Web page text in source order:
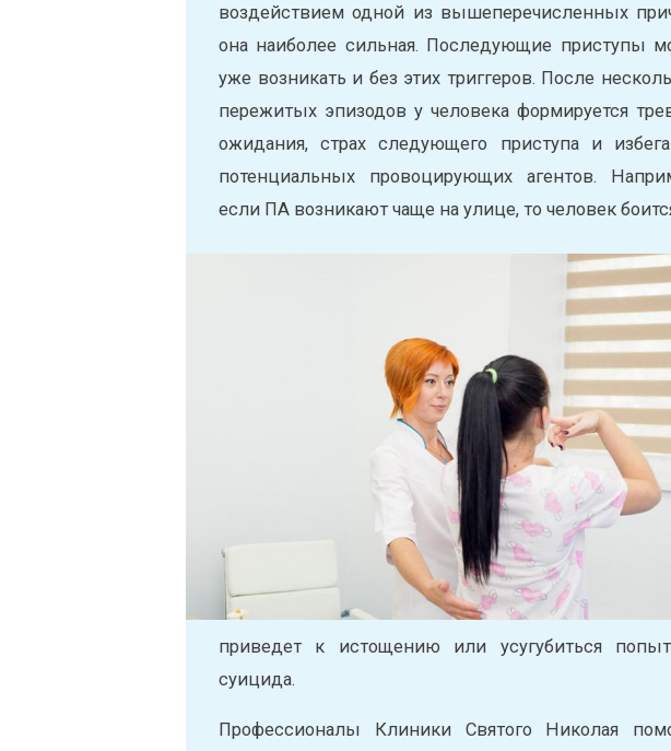
воздействием одной из вышеперечисленных
она наиболее сильная. Последующие приступы
уже возникать и без этих триггеров. После
пережитых эпизодов у человека формируется
ожидания, страх следующего приступа и
потенциальных провоцирующих агентов.
если ПА возникают чаще на улице, то человек
приведет к истощению или усугубиться
суицида.
Профессионалы Клиники Святого Николая